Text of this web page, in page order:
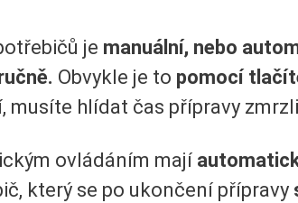
je manuální, nebo
Obvykle je to pomocí
musíte hlídat čas přípravy
ovládáním mají
který se po ukončení přípravy